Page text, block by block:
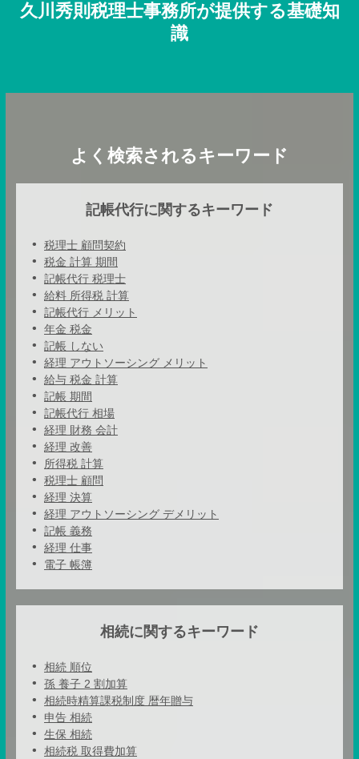
久川秀則税理士事務所が提供する基礎知
識
よく検索されるキーワード
記帳代行に関するキーワード
税理士 顧問契約
税金 計算 期間
記帳代行 税理士
給料 所得税 計算
記帳代行 メリット
年金 税金
記帳 しない
経理 アウトソーシング メリット
給与 税金 計算
記帳 期間
記帳代行 相場
経理 財務 会計
経理 改善
所得税 計算
税理士 顧問
経理 決算
経理 アウトソーシング デメリット
記帳 義務
経理 仕事
電子 帳簿
相続に関するキーワード
相続 順位
孫 養子 2 割加算
相続時精算課税制度 暦年贈与
申告 相続
生保 相続
相続税 取得費加算